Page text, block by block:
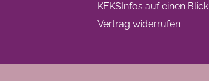
KEKSInfos auf einen Blick
Vertrag widerrufen